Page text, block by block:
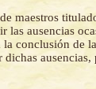
maestros
las ausencias
conclusión de